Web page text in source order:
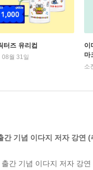
터즈 유리컵
월 31일
이
마
소
간 기념 이다지 저자 강연
간 기념 이다지 저자 강